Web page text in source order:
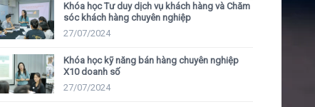
Khóa học Tư duy dịch vụ khách hàng và Chăm
sóc khách hàng chuyên nghiệp
27/07/2024
Khóa học kỹ năng bán hàng chuyên nghiệp
X10 doanh số
27/07/2024